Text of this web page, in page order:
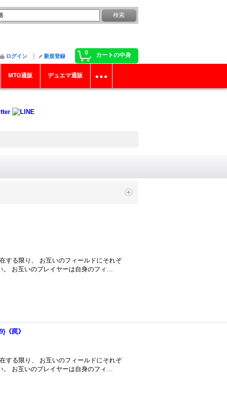
0 カートの中身
ログイン 新規登録
MTG通販 デュエマ通販
する限り、 お互いのフィールドにそれぞ
。 お互いのプレイヤーは自身のフィ…
《罠》
する限り、 お互いのフィールドにそれぞ
。 お互いのプレイヤーは自身のフィ…